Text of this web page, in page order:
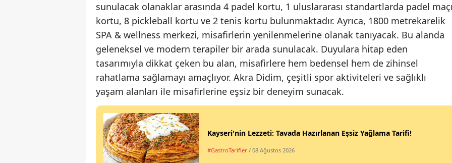
sunulacak olanaklar arasında 4 padel kortu, 1 uluslararası standartlarda padel
kortu, 8 pickleball kortu ve 2 tenis kortu bulunmaktadır. Ayrıca, 1800 metrekarelik
SPA & wellness merkezi, misafirlerin yenilenmelerine olanak tanıyacak. Bu alanda
geleneksel ve modern terapiler bir arada sunulacak. Duyulara hitap eden
tasarımıyla dikkat çeken bu alan, misafirlere hem bedensel hem de zihinsel
rahatlama sağlamayı amaçlıyor. Akra Didim, çeşitli spor aktiviteleri ve sağlıklı
yaşam alanları ile misafirlerine eşsiz bir deneyim sunacak.
Kayseri'nin Lezzeti: Tavada Hazırlanan Eşsiz Yağlama Tarifi!
#GastroTarifler / 08 Ağustos 2026